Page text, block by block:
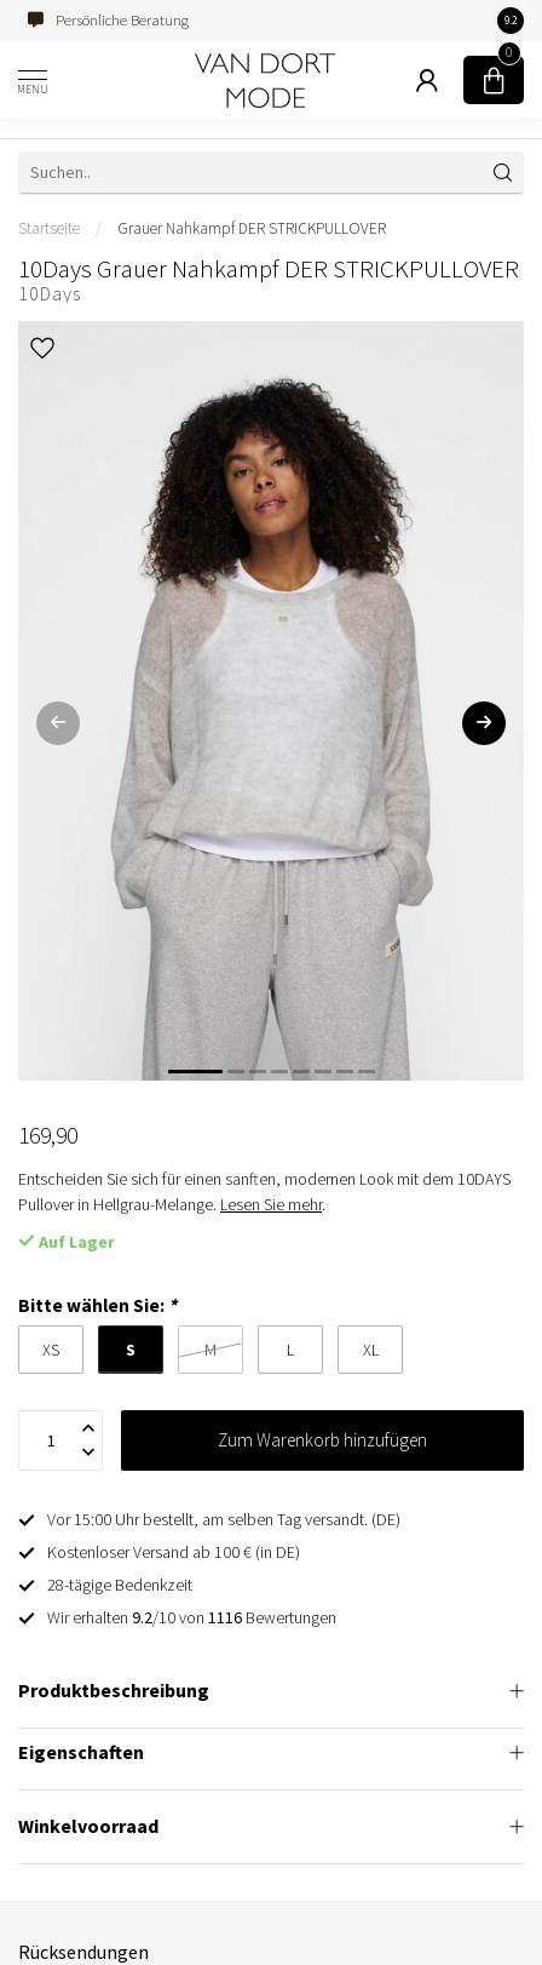
Persönliche Beratung 9.2
MENU
0
Startseite / Grauer Nahkampf DER STRICKPULLOVER
10Days Grauer Nahkampf DER STRICKPULLOVER
10Days
169,90
Entscheiden Sie sich für einen sanften, modernen Look mit dem 10DAYS
Pullover in Hellgrau-Melange. Lesen Sie mehr.
Auf Lager
Bitte wählen Sie: *
XS S M L XL
Zum Warenkorb hinzufügen
Vor 15:00 Uhr bestellt, am selben Tag versandt. (DE)
Kostenloser Versand ab 100 € (in DE)
28-tägige Bedenkzeit
Wir erhalten 9.2/10 von 1116 Bewertungen
Produktbeschreibung
Eigenschaften
Winkelvoorraad
Rücksendungen